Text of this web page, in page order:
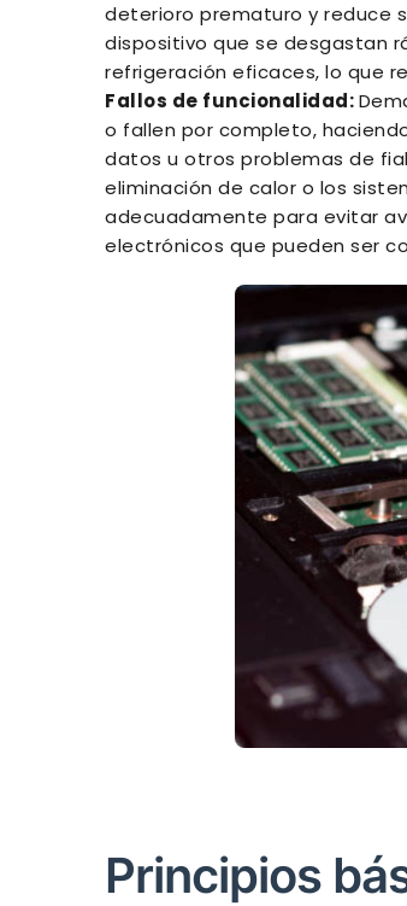
deterioro prematuro y reduce
dispositivo que se desgastan
refrigeración eficaces, lo que
Fallos de funcionalidad:
o fallen por completo,
datos u otros problemas de
eliminación de calor o los
adecuadamente para evitar
electrónicos que pueden ser
Principios